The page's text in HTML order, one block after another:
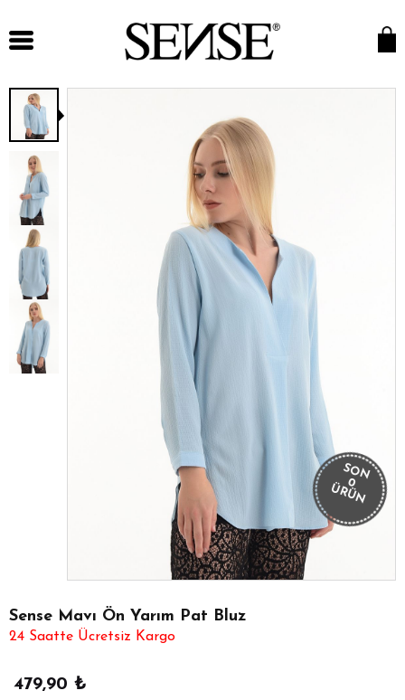
SON
0
ÜRÜN
Sense Mavı Ön Yarım Pat Bluz
24 Saatte Ücretsiz Kargo
479,90 ₺